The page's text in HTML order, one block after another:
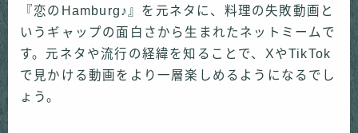
『恋のHamburg♪』を元ネタに、料理の失敗動画と
いうギャップの面白さから生まれたネットミームで
す。元ネタや流行の経緯を知ることで、XやTikTok
で見かける動画をより一層楽しめるようになるでし
ょう。